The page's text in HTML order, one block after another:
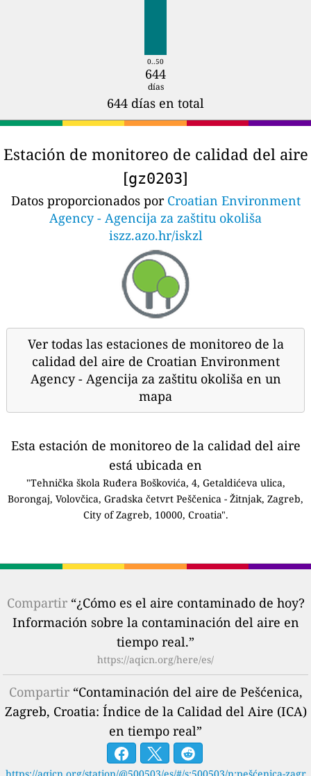
0..50
644
días
644 días en total
Estación de monitoreo de calidad del aire
[gz0203]
Datos proporcionados por Croatian Environment
Agency - Agencija za zaštitu okoliša
iszz.azo.hr/iskzl
Ver todas las estaciones de monitoreo de la
calidad del aire de Croatian Environment
Agency - Agencija za zaštitu okoliša en un
mapa
Esta estación de monitoreo de la calidad del aire
está ubicada en
"Tehnička škola Ruđera Boškovića, 4, Getaldićeva ulica,
Borongaj, Volovčica, Gradska četvrt Peščenica - Žitnjak, Zagreb,
City of Zagreb, 10000, Croatia".
Compartir“¿Cómo es el aire contaminado de hoy?
Información sobre la contaminación del aire en
tiempo real.”
https://aqicn.org/here/es/
Compartir“Contaminación del aire de Pešćenica,
Zagreb, Croatia: Índice de la Calidad del Aire (ICA)
en tiempo real”